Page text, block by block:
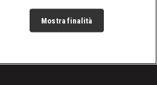
Mostra finalità